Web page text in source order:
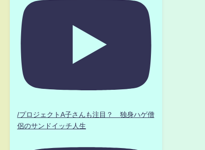
/プロジェクトA子さんも注目？ 独身ハゲ僧
侶のサンドイッチ人生